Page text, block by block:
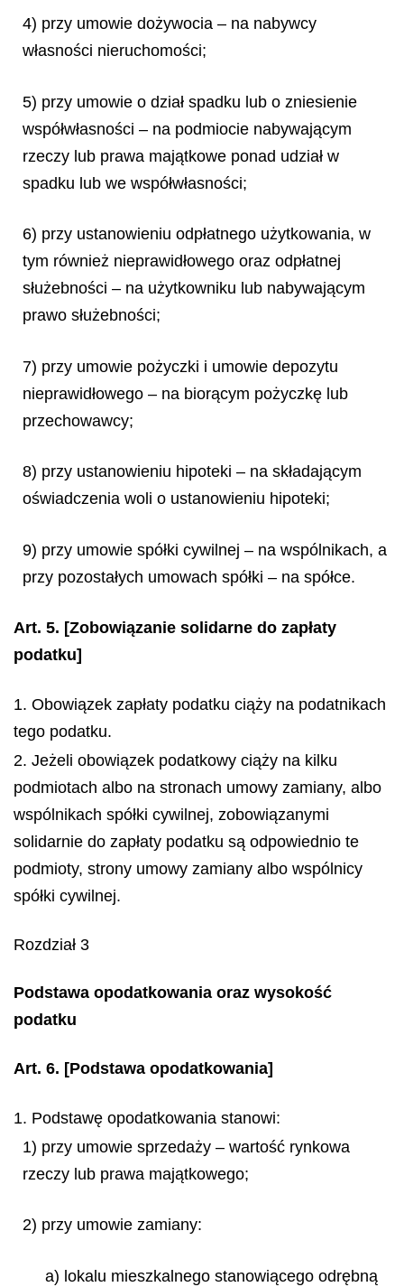
4) przy umowie dożywocia – na nabywcy
własności nieruchomości;
5) przy umowie o dział spadku lub o zniesienie
współwłasności – na podmiocie nabywającym
rzeczy lub prawa majątkowe ponad udział w
spadku lub we współwłasności;
6) przy ustanowieniu odpłatnego użytkowania, w
tym również nieprawidłowego oraz odpłatnej
służebności – na użytkowniku lub nabywającym
prawo służebności;
7) przy umowie pożyczki i umowie depozytu
nieprawidłowego – na biorącym pożyczkę lub
przechowawcy;
8) przy ustanowieniu hipoteki – na składającym
oświadczenia woli o ustanowieniu hipoteki;
9) przy umowie spółki cywilnej – na wspólnikach, a
przy pozostałych umowach spółki – na spółce.
Art. 5. [Zobowiązanie solidarne do zapłaty
podatku]
1. Obowiązek zapłaty podatku ciąży na podatnikach
tego podatku.
2. Jeżeli obowiązek podatkowy ciąży na kilku
podmiotach albo na stronach umowy zamiany, albo
wspólnikach spółki cywilnej, zobowiązanymi
solidarnie do zapłaty podatku są odpowiednio te
podmioty, strony umowy zamiany albo wspólnicy
spółki cywilnej.
Rozdział 3
Podstawa opodatkowania oraz wysokość
podatku
Art. 6. [Podstawa opodatkowania]
1. Podstawę opodatkowania stanowi:
1) przy umowie sprzedaży – wartość rynkowa
rzeczy lub prawa majątkowego;
2) przy umowie zamiany:
a) lokalu mieszkalnego stanowiącego odrębną